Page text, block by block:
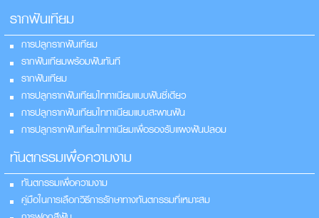
รากฟันเทียม
การปลูกรากฟันเทียม
รากฟันเทียมพร้อมฟันทันที
รากฟันเทียม
การปลูกรากฟันเทียมไททาเนียมแบบฟันซี่เดียว
การปลูกรากฟันเทียมไททาเนียมแบบสะพานฟัน
การปลูกรากฟันเทียมไททาเนียมเพื่อรองรับแผงฟันปลอม
ทันตกรรมเพื่อความงาม
ทันตกรรมเพื่อความงาม
คู่มือในการเลือกวิธีการรักษาทางทันตกรรมที่เหมาะสม